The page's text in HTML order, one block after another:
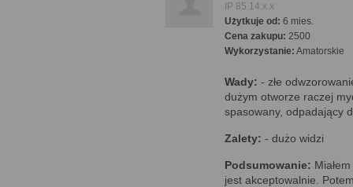
IP 85.14.x.x
Użytkuje od: 6 mies.
Cena zakupu: 2500
Wykorzystanie: Amatorskie
Wady: - złe
dużym otworze raczej
spasowany, odpadający
Zalety: - dużo widzi
Podsumowanie:
jest akceptowalnie.